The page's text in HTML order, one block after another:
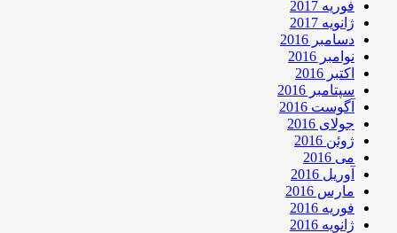
فوریه 2017
ژانویه 2017
دسامبر 2016
نوامبر 2016
اکتبر 2016
سپتامبر 2016
آگوست 2016
جولای 2016
ژوئن 2016
می 2016
آوریل 2016
مارس 2016
فوریه 2016
ژانویه 2016